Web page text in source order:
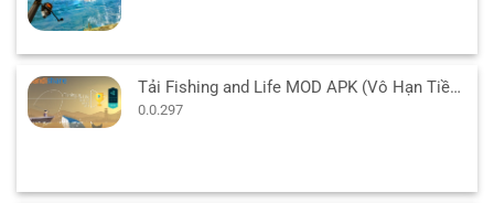
Tải Fishing and Life MOD APK (Vô Hạn Tiền) v0.0.297 cho Android
0.0.297